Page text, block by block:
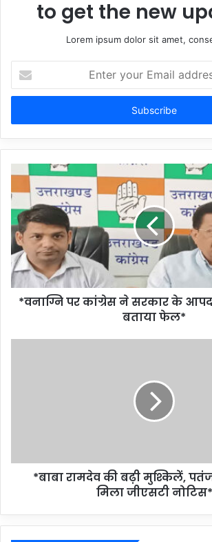
to get the new
Lorem ipsum dolor sit amet,
your
Email
*वनाग्नि पर कांग्रेस ने सरकार के
बताया फेल*
*बाबा रामदेव की बढ़ी मुश्किलें,
मिला जीएसटी नोटिस*